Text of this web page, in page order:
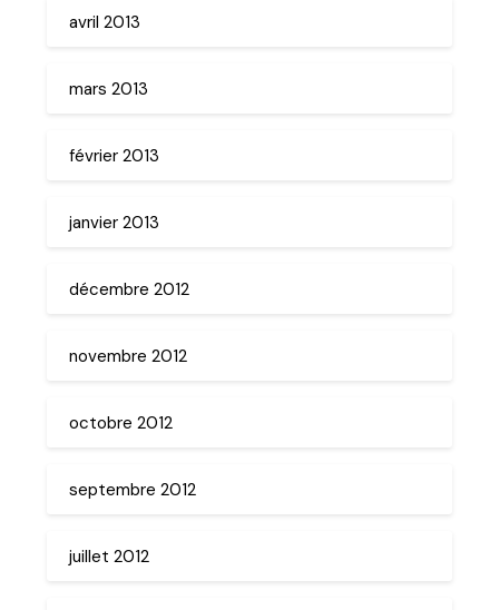
avril 2013
mars 2013
février 2013
janvier 2013
décembre 2012
novembre 2012
octobre 2012
septembre 2012
juillet 2012